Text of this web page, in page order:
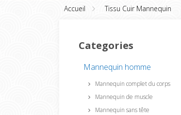
Accueil Tissu Cuir Mannequin
Categories
Mannequin homme
Mannequin complet du corps
Mannequin de muscle
Mannequin sans tête